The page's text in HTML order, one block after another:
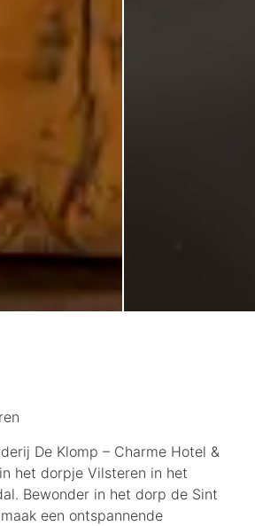
De Klomp – Charme Hotel &
het dorpje Vilsteren in het
Bewonder in het dorp de Sint
een ontspannende